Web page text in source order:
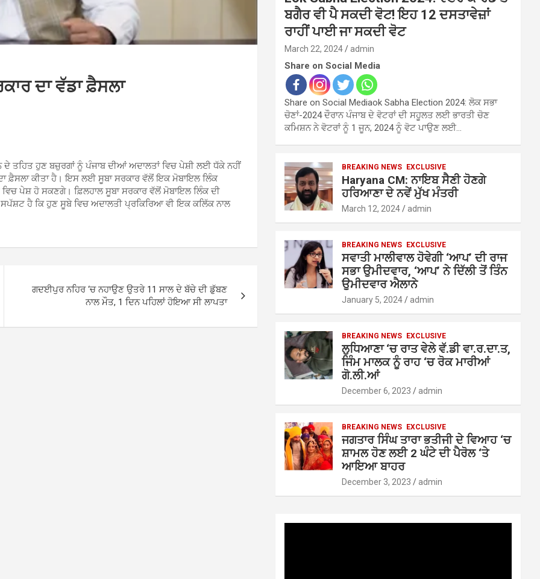
ਦਾ ਵੱਡਾ ਫ਼ੈਸਲਾ
ਤਹਿਤ ਹੁਣ ਬਜ਼ੁਰਗਾਂ ਨੂੰ ਪੰਜਾਬ ਦੀਆਂ ਅਦਾਲਤਾਂ ਵਿਚ ਪੇਸ਼ੀ ਲਈ ਧੱਕੇ ਨਹੀਂ
ਫ਼ੈਸਲਾ ਕੀਤਾ ਹੈ। ਇਸ ਲਈ ਸੂਬਾ ਸਰਕਾਰ ਵੱਲੋਂ ਇਕ ਮੋਬਾਇਲ ਲਿੰਕ
ਪੇਸ਼ ਹੋ ਸਕਣਗੇ। ਫ਼ਿਲਹਾਲ ਸੂਬਾ ਸਰਕਾਰ ਵੱਲੋਂ ਮੋਬਾਇਲ ਲਿੰਕ ਦੀ
ਹੈ ਕਿ ਹੁਣ ਸੂਬੇ ਵਿਚ ਅਦਾਲਤੀ ਪ੍ਰਕਿਰਿਆ ਵੀ ਇਕ ਕਲਿੱਕ ਨਾਲ
ਗਦਈਪੁਰ ਨਹਿਰ ‘ਚ ਨਹਾਉਣ ਉਤਰੇ 11 ਸਾਲ ਦੇ ਬੱਚੇ ਦੀ ਡੁੱਬਣ
ਨਾਲ ਮੌਤ, 1 ਦਿਨ ਪਹਿਲਾਂ ਹੋਇਆ ਸੀ ਲਾਪਤਾ
ਬਗੈਰ ਵੀ ਪੈ ਸਕਦੀ ਵੋਟ! ਇਹ 12 ਦਸਤਾਵੇਜ਼ਾਂ
ਰਾਹੀਂ ਪਾਈ ਜਾ ਸਕਦੀ ਵੋਟ
March 22, 2024 admin
Share on Social Media
Share on Social Mediaok Sabha Election 2024: ਲੋਕ ਸਭਾ
ਚੋਣਾਂ-2024 ਦੌਰਾਨ ਪੰਜਾਬ ਦੇ ਵੋਟਰਾਂ ਦੀ ਸਹੂਲਤ ਲਈ ਭਾਰਤੀ ਚੋਣ
ਕਮਿਸ਼ਨ ਨੇ ਵੋਟਰਾਂ ਨੂੰ 1 ਜੂਨ, 2024 ਨੂੰ ਵੋਟ ਪਾਉਣ ਲਈ…
BREAKING NEWS EXCLUSIVE
Haryana CM: ਨਾਇਬ ਸੈਣੀ ਹੋਣਗੇ
ਹਰਿਆਣਾ ਦੇ ਨਵੇਂ ਮੁੱਖ ਮੰਤਰੀ
March 12, 2024 admin
BREAKING NEWS EXCLUSIVE
ਸਵਾਤੀ ਮਾਲੀਵਾਲ ਹੋਵੇਗੀ ‘ਆਪ’ ਦੀ ਰਾਜ
ਸਭਾ ਉਮੀਦਵਾਰ, ‘ਆਪ’ ਨੇ ਦਿੱਲੀ ਤੋਂ ਤਿੰਨ
ਉਮੀਦਵਾਰ ਐਲਾਨੇ
January 5, 2024 admin
BREAKING NEWS EXCLUSIVE
ਲੁਧਿਆਣਾ ‘ਚ ਰਾਤ ਵੇਲੇ ਵੱ.ਡੀ ਵਾ.ਰ.ਦਾ.ਤ,
ਜਿੰਮ ਮਾਲਕ ਨੂੰ ਰਾਹ ‘ਚ ਰੋਕ ਮਾਰੀਆਂ
ਗੋ.ਲੀ.ਆਂ
December 6, 2023 admin
BREAKING NEWS EXCLUSIVE
ਜਗਤਾਰ ਸਿੰਘ ਤਾਰਾ ਭਤੀਜੀ ਦੇ ਵਿਆਹ ‘ਚ
ਸ਼ਾਮਲ ਹੋਣ ਲਈ 2 ਘੰਟੇ ਦੀ ਪੈਰੋਲ ‘ਤੇ
ਆਇਆ ਬਾਹਰ
December 3, 2023 admin